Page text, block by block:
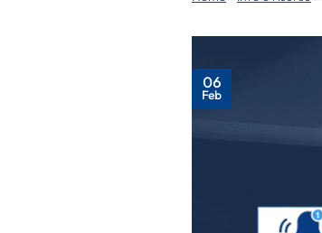
06
Feb